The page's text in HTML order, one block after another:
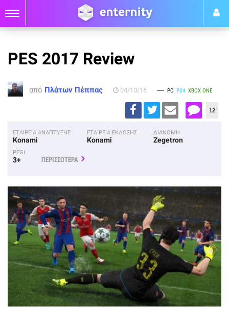
PES 2017 Review
από Πλάτων Πέππας 04/10/16 PC PS4 XBOX ONE
12
ΕΤΑΙΡΕΙΑ ΑΝΑΠΤΥΞΗΣ
Konami
ΕΤΑΙΡΕΙΑ ΕΚΔΟΣΗΣ
Konami
ΔΙΑΝΟΜΗ
Zegetron
PEGI
3+ ΠΕΡΙΣΣΟΤΕΡΑ